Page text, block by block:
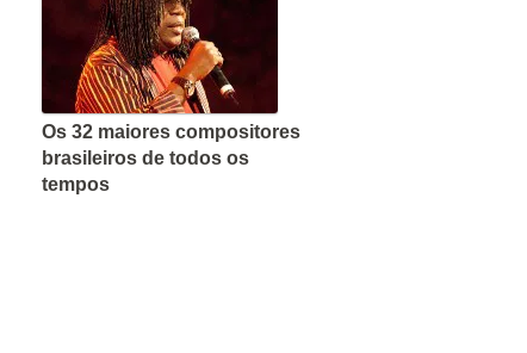
Os 32 maiores compositores
brasileiros de todos os
tempos